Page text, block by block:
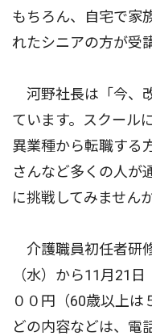
もちろん、自宅で家
れたシニアの方が受
河野社長は「今、
ています。スクール
異業種から転職する
さんなど多くの人が
に挑戦してみません
介護職員初任者研
（水）から11月21
００円（60歳以上は
どの内容などは、電